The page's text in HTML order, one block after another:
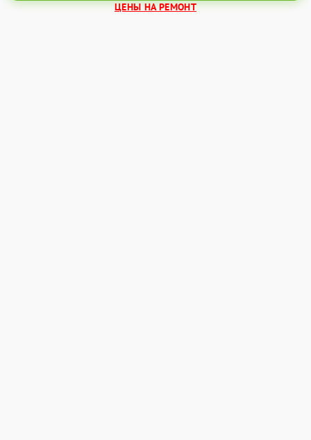
ЦЕНЫ НА РЕМОНТ